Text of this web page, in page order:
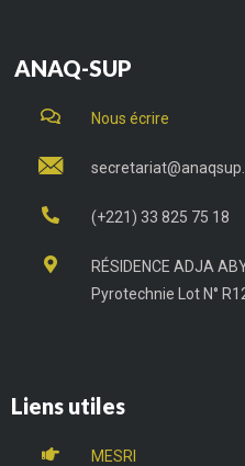
ANAQ-SUP
Nous écrire
(+221) 33 825 75 18
RÉSIDENCE ADJA
Pyrotechnie Lot N°
Liens utiles
MESRI